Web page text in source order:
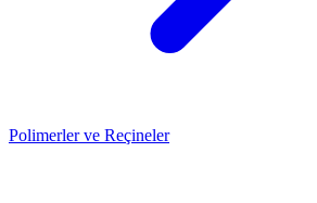
Polimerler ve Reçineler